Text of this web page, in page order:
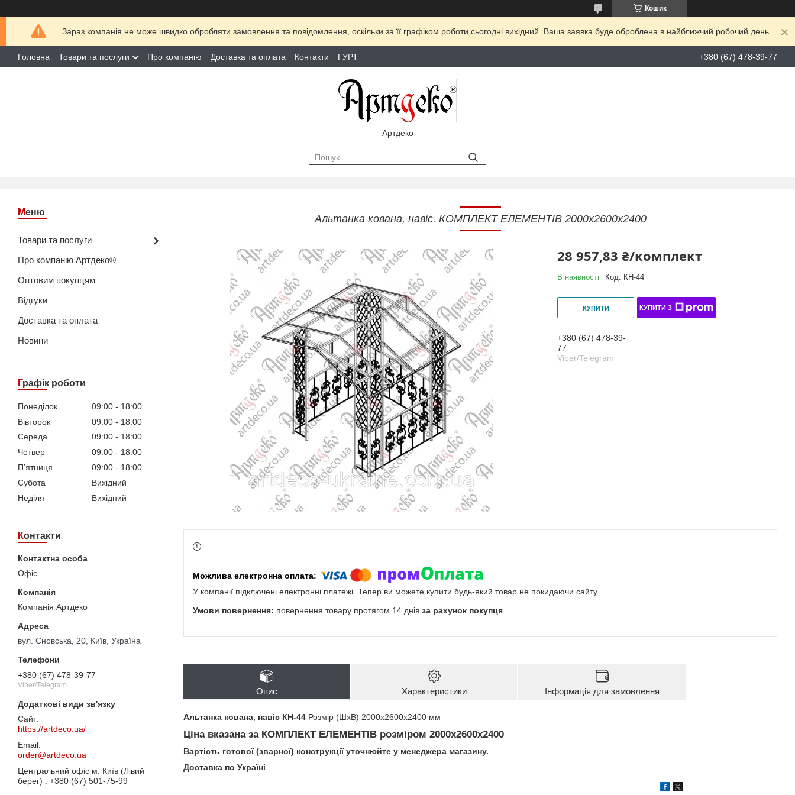
Кошик
Зараз компанія не може швидко обробляти замовлення та повідомлення, оскільки за її графіком роботи сьогодні вихідний. Ваша заявка буде оброблена в найближчий робочий день.
Головна Товари та послуги Про компанію Доставка та оплата Контакти ГУРТ +380 (67) 478-39-77
Артдеко
Товари та послуги
Про компанію Артдеко®
Оптовим покупцям
Відгуки
Доставка та оплата
Новини
Графік роботи
Понеділок 09:00
18:00
Вівторок
09:00
18:00
Середа
09:00
18:00
Четвер
09:00
18:00
Пʼятниця
09:00
18:00
Субота
Вихідний
Неділя
Вихідний
Контакти
Офіс
Компанія Артдеко
вул. Сновська, 20, Київ, Україна
+380 (67) 478-39-77
Viber/Telegram
https://artdeco.ua/
order@artdeco.ua
Центральний офіс м. Київ (Лівий
берег)
+380 (67) 501-75-99
Альтанка кована, навіс. КОМПЛЕКТ ЕЛЕМЕНТІВ 2000х2600х2400
28 957,83 ₴/комплект
В наявності Код: КН-44
КУПИТИ КУПИТИ З
+380 (67) 478-39-
77
Viber/Telegram
У компанії підключені електронні платежі. Тепер ви можете купити будь-який товар не покидаючи сайту.
повернення товару протягом 14 днів за рахунок покупця
Опис Характеристики Інформація для замовлення
Альтанка кована, навіс КН-44 Розмір (ШхВ) 2000х2600х2400 мм
Ціна вказана за КОМПЛЕКТ ЕЛЕМЕНТІВ розміром 2000х2600х2400
Вартість готової (зварної) конструкції уточнюйте у менеджера магазину.
Доставка по Україні